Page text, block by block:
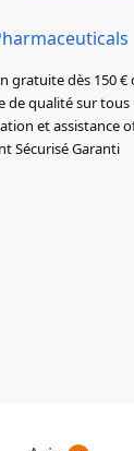
gratuite dès 150 €
de qualité sur
et assistance
Sécurisé Garanti